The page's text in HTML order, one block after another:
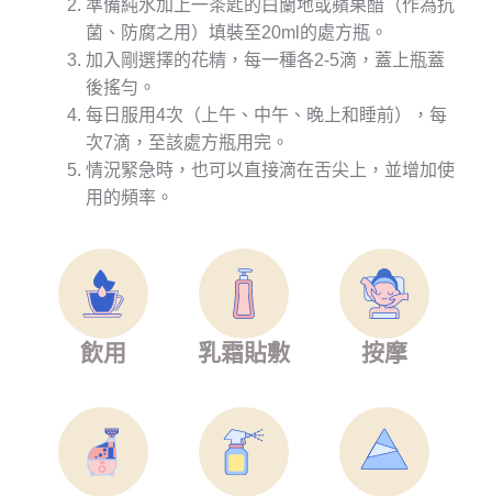
準備純水加上一茶匙的白蘭地或蘋果醋（作為抗
菌、防腐之用）填裝至20ml的處方瓶。
加入剛選擇的花精，每一種各2-5滴，蓋上瓶蓋
後搖勻。
每日服用4次（上午、中午、晚上和睡前），每
次7滴，至該處方瓶用完。
情況緊急時，也可以直接滴在舌尖上，並增加使
用的頻率。
飲用 乳霜貼敷 按摩